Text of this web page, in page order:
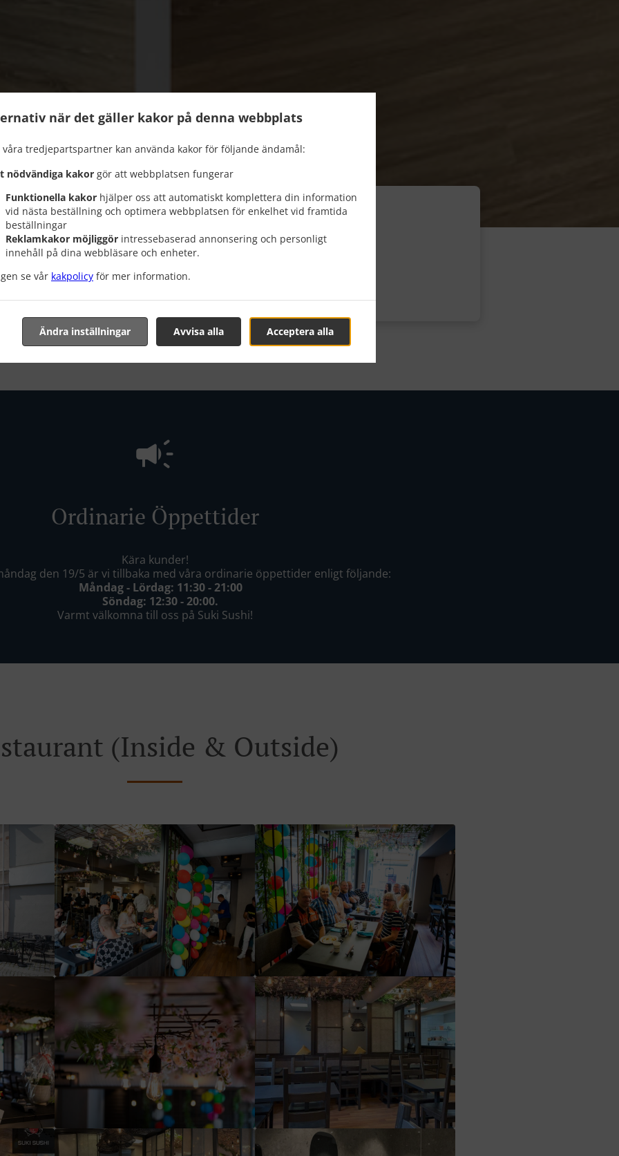
när det gäller kakor på denna webbplats
våra tredjepartspartner kan använda kakor för följande ändamål:
nödvändiga kakor gör att webbplatsen fungerar
Funktionella kakor hjälper oss att automatiskt komplettera din information
vid nästa beställning och optimera webbplatsen för enkelhet vid framtida
beställningar
Reklamkakor möjliggör intressebaserad annonsering och personligt
innehåll på dina webbläsare och enheter.
se vår kakpolicy för mer information.
Acceptera alla
Avvisa alla
Ändra inställningar
Bordsbokning Se MENY och beställ
Ordinarie Öppettider
Kära kunder!
den 19/5 är vi tillbaka med våra ordinarie öppettider enligt följande:
Måndag - Lördag: 11:30 - 21:00
Söndag: 12:30 - 20:00.
Varmt välkomna till oss på Suki Sushi!
(Inside & Outside)